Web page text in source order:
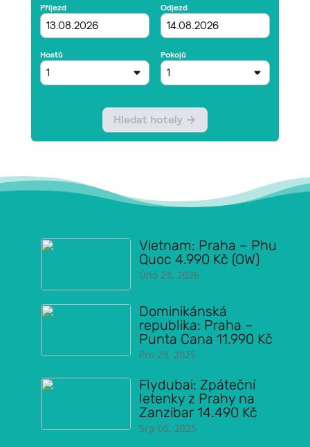
Vietnam: Praha – Phu
Quoc 4.990 Kč (OW)
Úno 23, 2026
Dominikánská
republika: Praha –
Punta Cana 11.990 Kč
Pro 29, 2025
Flydubai: Zpáteční
letenky z Prahy na
Zanzibar 14.490 Kč
Srp 05, 2025